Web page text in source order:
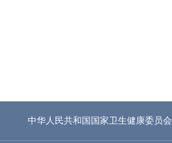
中华人民共和国国家卫生健康委员会